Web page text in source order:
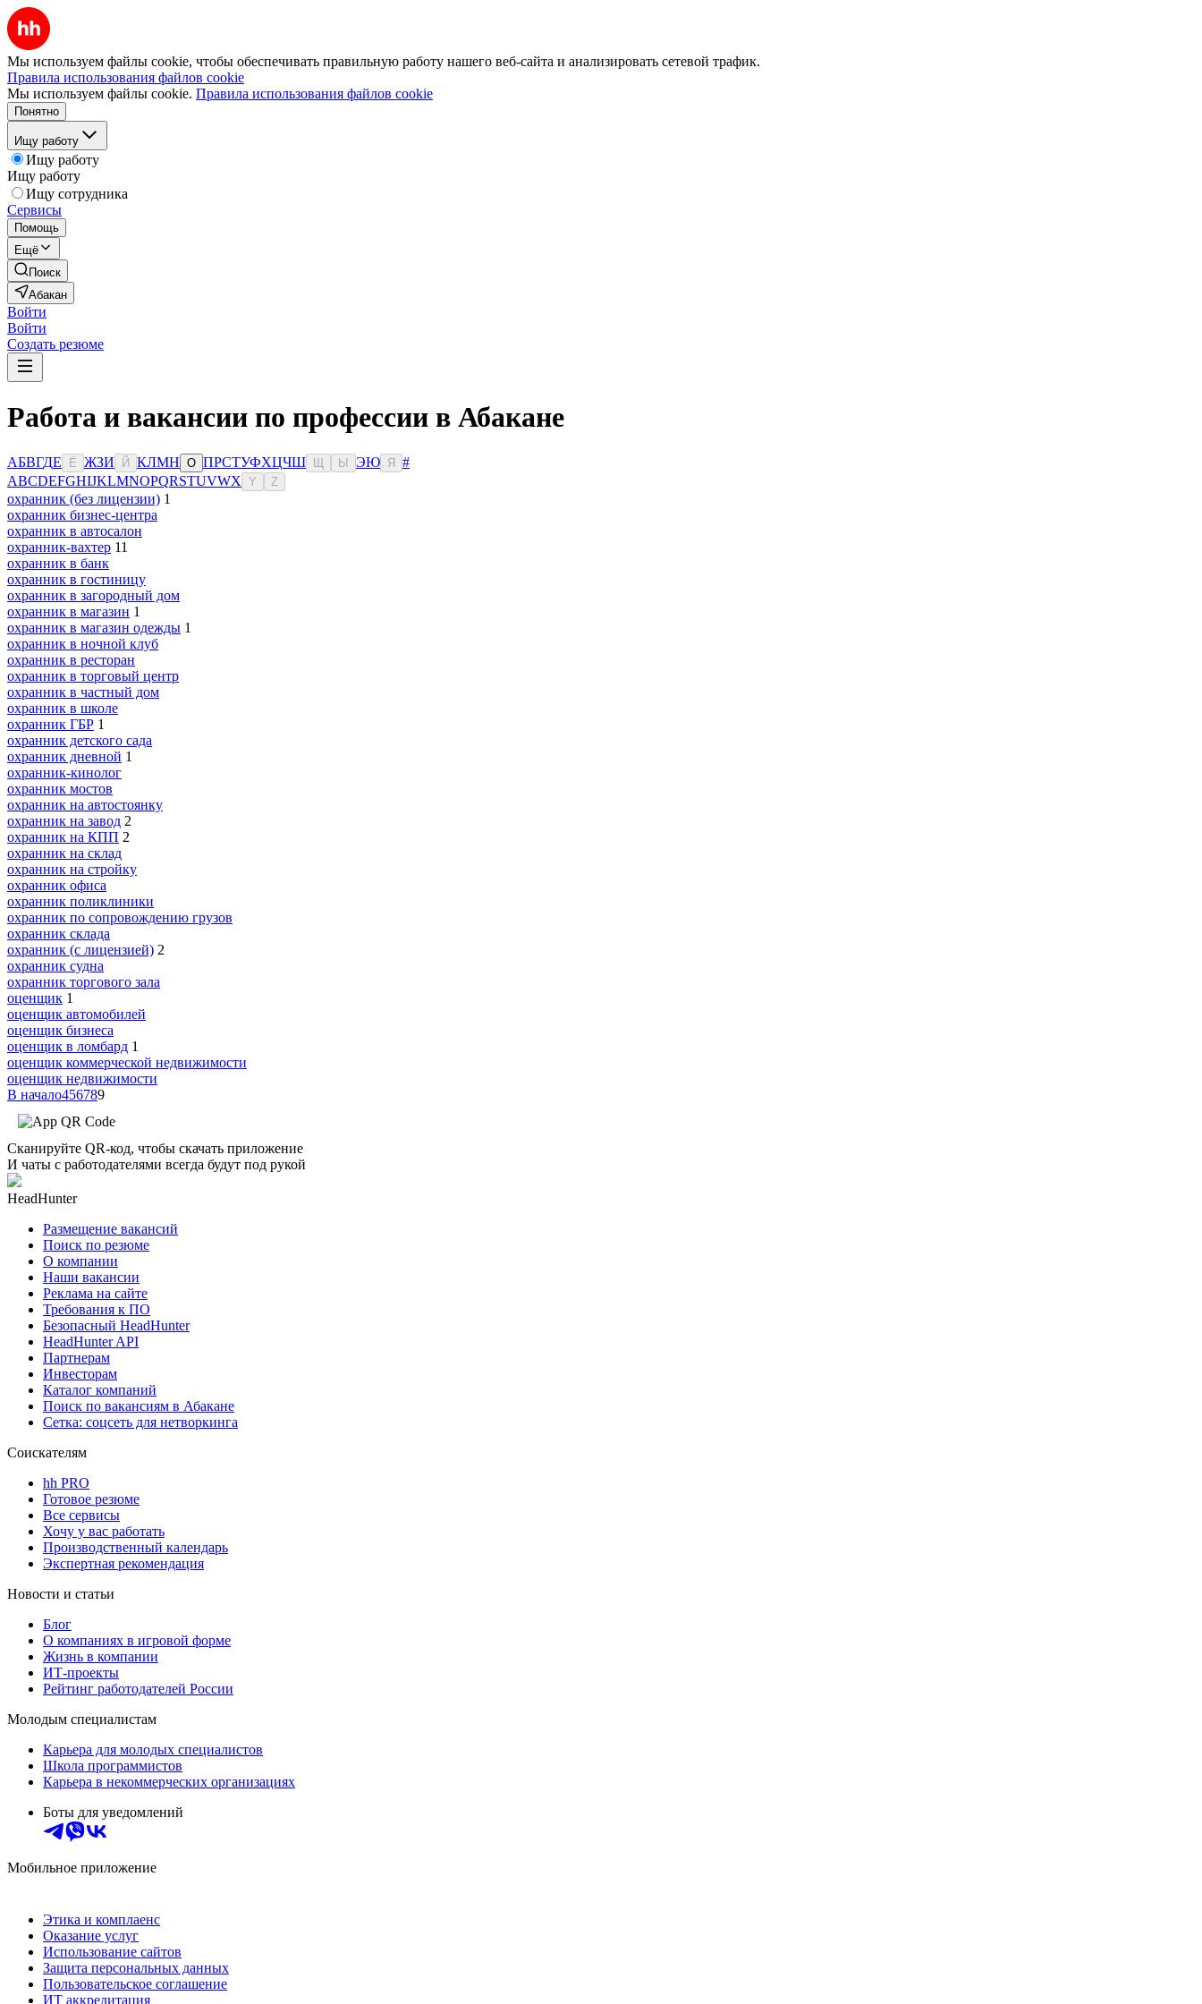
Мы используем файлы cookie, чтобы обеспечивать правильную работу нашего веб-сайта и анализировать сетевой трафик.
Правила использования файлов cookie
Мы используем файлы cookie. Правила использования файлов cookie
Понятно
Ищу работу
Ищу работу
Ищу работу
Ищу сотрудника
Сервисы
Помощь
Ещё
Поиск
Абакан
Войти
Войти
Создать резюме
Работа и вакансии по профессии в Абакане
АБВГДЕ Ё ЖЗИ Й КЛМН О ПРСТУФХЦЧШ Ы ЭЮ Я
#
ABCDEFGHIJKLMNOPQRSTUVWX Y Z
охранник (без лицензии) 1
охранник бизнес-центра
охранник в автосалон
охранник-вахтер 11
охранник в банк
охранник в гостиницу
охранник в загородный дом
охранник в магазин 1
охранник в магазин одежды 1
охранник в ночной клуб
охранник в ресторан
охранник в торговый центр
охранник в частный дом
охранник в школе
охранник ГБР 1
охранник детского сада
охранник дневной 1
охранник-кинолог
охранник мостов
охранник на автостоянку
охранник на завод 2
охранник на КПП 2
охранник на склад
охранник на стройку
охранник офиса
охранник поликлиники
охранник по сопровождению грузов
охранник склада
охранник (с лицензией) 2
охранник судна
охранник торгового зала
оценщик 1
оценщик автомобилей
оценщик бизнеса
оценщик в ломбард 1
оценщик коммерческой недвижимости
оценщик недвижимости
В начало456789
Сканируйте QR-код, чтобы скачать приложение
И чаты с работодателями всегда будут под рукой
HeadHunter
Размещение вакансий
Поиск по резюме
О компании
Наши вакансии
Реклама на сайте
Требования к ПО
Безопасный HeadHunter
HeadHunter API
Партнерам
Инвесторам
Каталог компаний
Поиск по вакансиям в Абакане
Сетка: соцсеть для нетворкинга
Соискателям
hh PRO
Готовое резюме
Все сервисы
Хочу у вас работать
Производственный календарь
Экспертная рекомендация
Новости и статьи
Блог
О компаниях в игровой форме
Жизнь в компании
ИТ-проекты
Рейтинг работодателей России
Молодым специалистам
Карьера для молодых специалистов
Школа программистов
Карьера в некоммерческих организациях
Боты для уведомлений
Мобильное приложение
Этика и комплаенс
Оказание услуг
Использование сайтов
Защита персональных данных
Пользовательское соглашение
ИТ аккредитация